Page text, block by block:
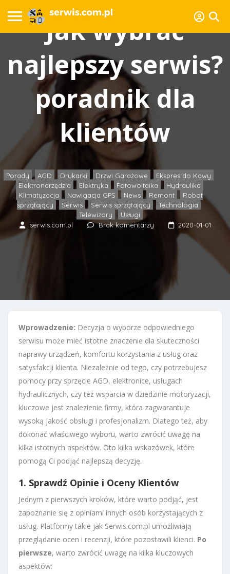
Jak wybrać
najlepszy serwis?
poradnik dla
klientów
Porady , AGD Drukarki Drzwi Garażowe Ekspres do Kawy
, Elektronarzędzia Elektryka Fotowoltaika Hydraulika
Klimatyzacja Nawigacja GPS News Remont
Robot
sprzątający
Serwis Serwis sprzątający Technologia
Telewizory
Usługi
serwis.com.pl
Brak komentarzy 2020-01-01
Wprowadzenie: Decyzja o wyborze odpowiedniego
serwisu może mieć istotne znaczenie dla skuteczności
naprawy urządzeń, komfortu korzystania z usług oraz
satysfakcji klienta. Niezależnie od tego, czy potrzebujesz
pomocy przy sprzęcie AGD, elektronice, usługach
hydraulicznych, czy też wsparcia w dziedzinie motoryzacji,
kluczowe jest znalezienie firmy, która zagwarantuje
wysoką jakość obsługi i profesjonalizm. Dlatego też, aby
dokonać właściwego wyboru, warto zwrócić uwagę na
kilka istotnych aspektów. Oto kilka wskazówek, które
pomogą Ci podjąć najlepszą decyzję.
1. Sprawdź Opinie i Oceny Klientów
Jednym z pierwszych kroków, które warto podjąć, jest
zapoznanie się z opiniami innych osób korzystających z
usług. Platformy takie jak Serwis.com.pl umożliwiają
przeglądanie ocen i recenzji, które pozostawili klienci. Po
pierwsze, warto zwrócić uwagę na kilka kluczowych
aspektów: